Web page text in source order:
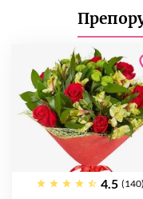
4.5 (140)